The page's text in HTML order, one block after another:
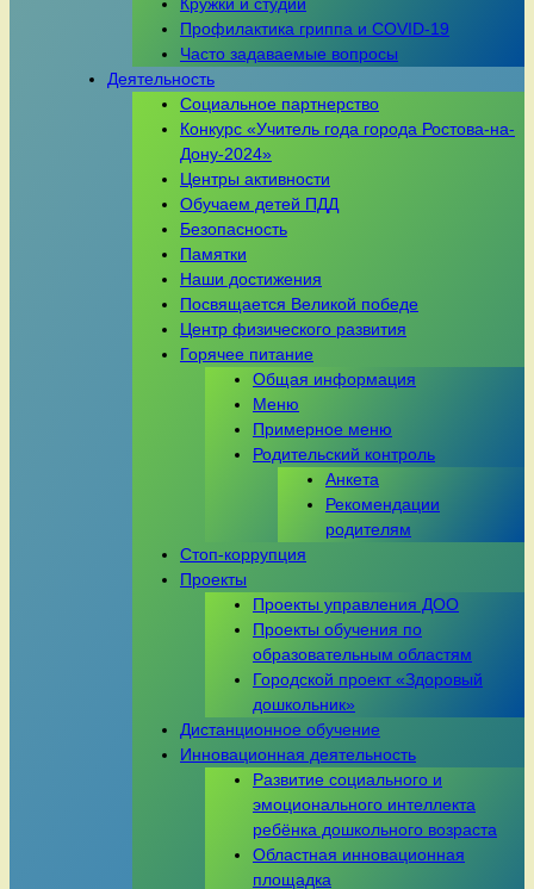
Профилактика гриппа и COVID-19
Часто задаваемые вопросы
Деятельность
Социальное партнерство
Конкурс «Учитель года города Ростова-на-
Дону-2024»
Центры активности
Обучаем детей ПДД
Безопасность
Памятки
Наши достижения
Посвящается Великой победе
Центр физического развития
Горячее питание
Общая информация
Меню
Примерное меню
Родительский контроль
Анкета
Рекомендации
родителям
Стоп-коррупция
Проекты
Проекты управления ДОО
Проекты обучения по
образовательным областям
Городской проект «Здоровый
дошкольник»
Дистанционное обучение
Инновационная деятельность
Развитие социального и
эмоционального интеллекта
ребёнка дошкольного возраста
Областная инновационная
площадка